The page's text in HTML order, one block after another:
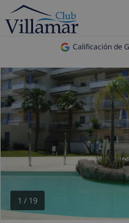
Calificación de
1 / 19